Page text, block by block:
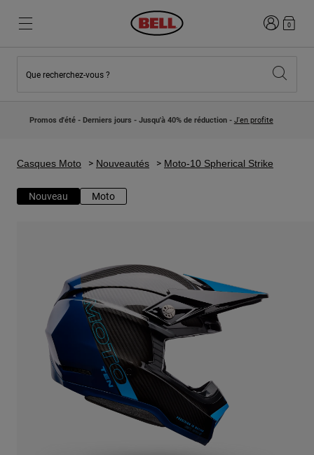
Nouveautés
Casques Motocross Enfant
Explorez Moto
Jet
Motocross
Adventure
Rétro
Pièces détachées
Nouveautés
Lifestyle
Intégrales
Route et Gravel
BMX
Pièces détachées
Connexion
0
Que recherchez-vous ?
Promos d'été - Derniers jours - Jusqu'à 40% de réduction - J'en profite
Casques Moto Nouveautés Moto-10 Spherical Strike
Nouveau Moto